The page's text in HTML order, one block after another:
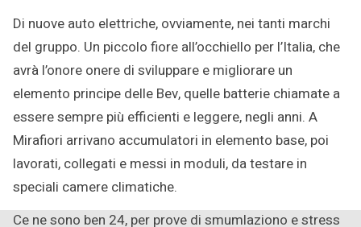
Di nuove auto elettriche, ovviamente, nei tanti marchi
del gruppo. Un piccolo fiore all’occhiello per l’Italia, che
avrà l’onore onere di sviluppare e migliorare un
elemento principe delle Bev, quelle batterie chiamate a
essere sempre più efficienti e leggere, negli anni. A
Mirafiori arrivano accumulatori in elemento base, poi
lavorati, collegati e messi in moduli, da testare in
speciali camere climatiche.
Ce ne sono ben 24, per prove di smumlaziono e stress